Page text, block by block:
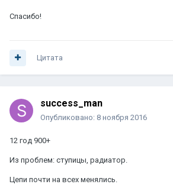
Спасибо!
Цитата
success_man
Опубликовано: 8 ноября 2016
12 год 900+
Из проблем: ступицы, радиатор.
Цепи почти на всех менялись.